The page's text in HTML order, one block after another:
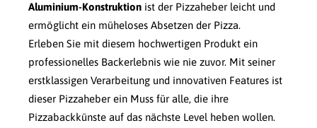
Aluminium-Konstruktion ist der Pizzaheber leicht und
ermöglicht ein müheloses Absetzen der Pizza.
Erleben Sie mit diesem hochwertigen Produkt ein
professionelles Backerlebnis wie nie zuvor. Mit seiner
erstklassigen Verarbeitung und innovativen Features ist
dieser Pizzaheber ein Muss für alle, die ihre
Pizzabackkünste auf das nächste Level heben wollen.